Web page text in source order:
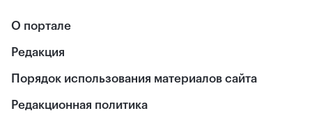
О портале
Редакция
Порядок использования материалов сайта
Редакционная политика